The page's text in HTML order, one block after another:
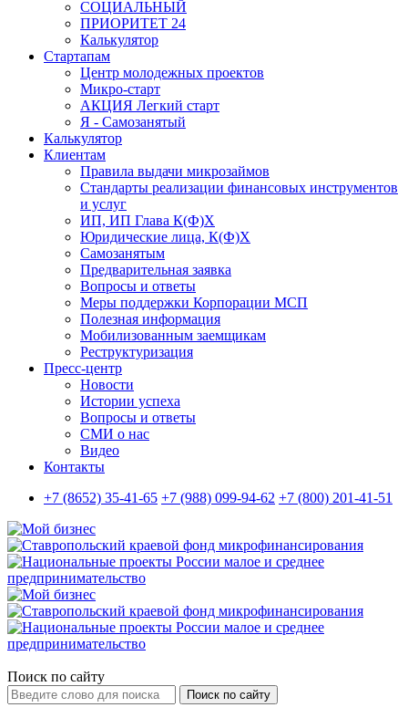
СОЦИАЛЬНЫЙ
ПРИОРИТЕТ 24
Калькулятор
Стартапам
Центр молодежных проектов
Микро-старт
АКЦИЯ Легкий старт
Я - Самозанятый
Калькулятор
Клиентам
Правила выдачи микрозаймов
Стандарты реализации финансовых инструментов
и услуг
ИП, ИП Глава К(Ф)Х
Юридические лица, К(Ф)Х
Самозанятым
Предварительная заявка
Вопросы и ответы
Меры поддержки Корпорации МСП
Полезная информация
Мобилизованным заемщикам
Реструктуризация
Пресс-центр
Новости
Истории успеха
Вопросы и ответы
СМИ о нас
Видео
Контакты
+7 (8652) 35-41-65 +7 (988) 099-94-62 +7 (800) 201-41-51
Поиск по сайту
Поиск по сайту